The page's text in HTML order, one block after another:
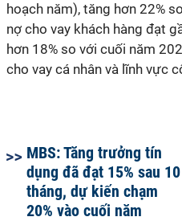
hoạch năm), tăng hơn 22%
nợ cho vay khách hàng đạt
hơn 18% so với cuối năm
MBS: Tăng trưởng tín
dụng đã đạt 15% sau 10
tháng, dự kiến chạm
20% vào cuối năm